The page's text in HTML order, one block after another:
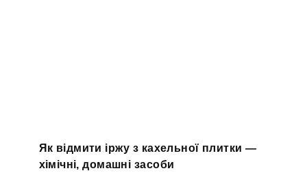
Як відмити іржу з кахельної плитки —
хімічні, домашні засоби